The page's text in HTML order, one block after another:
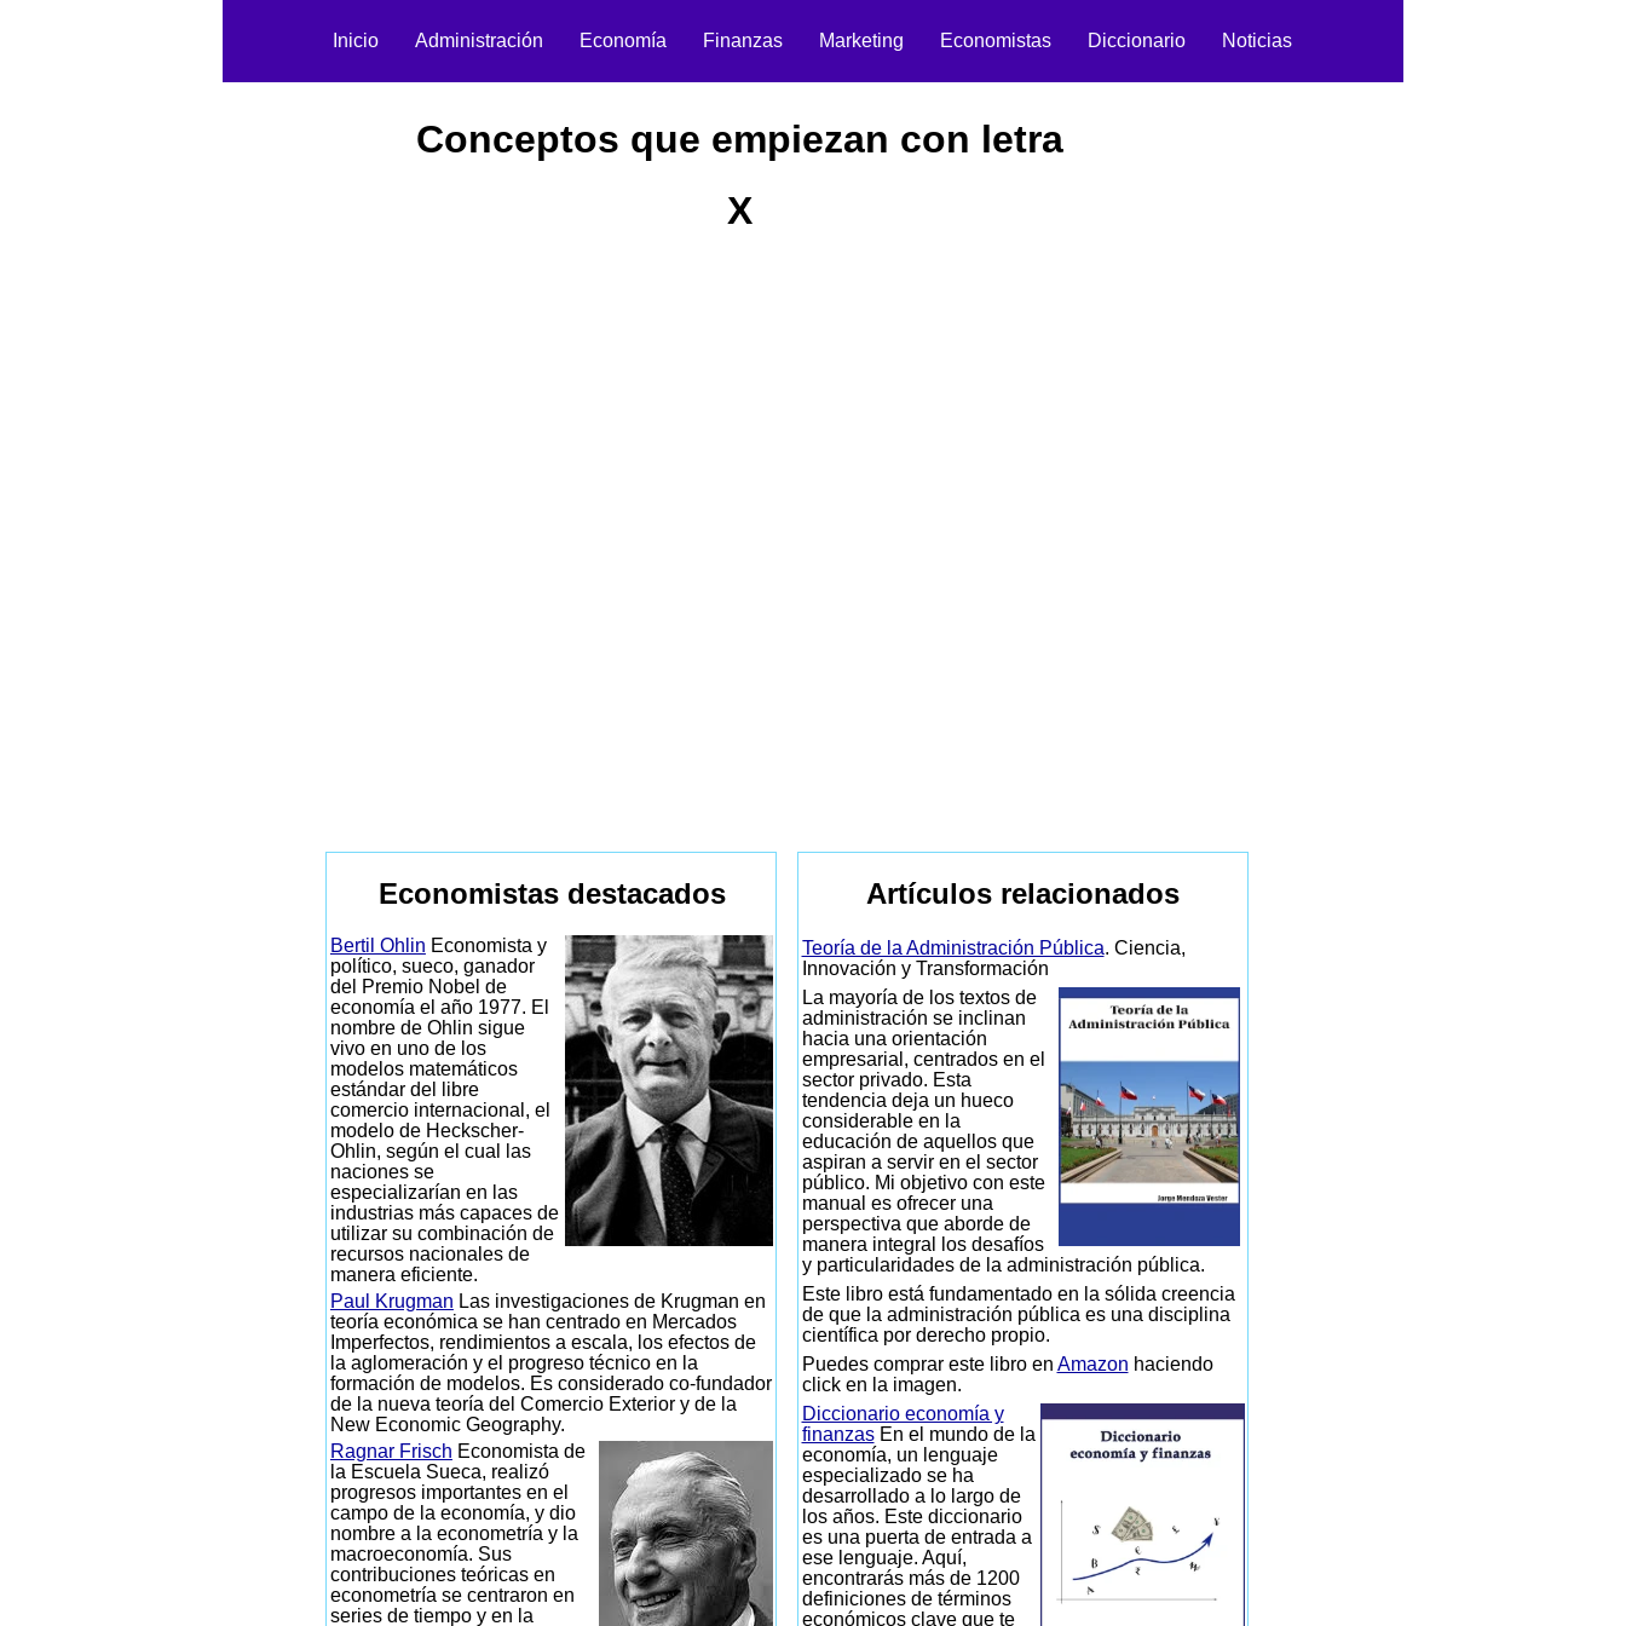
Inicio Administración Economía Finanzas Marketing Economistas Diccionario Noticias
Conceptos que empiezan con letra
X
Economistas destacados
Bertil Ohlin Economista y
político, sueco, ganador
del Premio Nobel de
economía el año 1977. El
nombre de Ohlin sigue
vivo en uno de los
modelos matemáticos
estándar del libre
comercio internacional, el
modelo de Heckscher-
Ohlin, según el cual las
naciones se
especializarían en las
industrias más capaces de
utilizar su combinación de
recursos nacionales de
manera eficiente.
Paul Krugman Las investigaciones de Krugman en
teoría económica se han centrado en Mercados
Imperfectos, rendimientos a escala, los efectos de
la aglomeración y el progreso técnico en la
formación de modelos. Es considerado co-fundador
de la nueva teoría del Comercio Exterior y de la
New Economic Geography.
Ragnar Frisch Economista de
la Escuela Sueca, realizó
progresos importantes en el
campo de la economía, y dio
nombre a la econometría y la
macroeconomía. Sus
contribuciones teóricas en
econometría se centraron en
series de tiempo y en la
Artículos relacionados
Teoría de la Administración Pública. Ciencia,
Innovación y Transformación
La mayoría de los textos de
administración se inclinan
hacia una orientación
empresarial, centrados en el
sector privado. Esta
tendencia deja un hueco
considerable en la
educación de aquellos que
aspiran a servir en el sector
público. Mi objetivo con este
manual es ofrecer una
perspectiva que aborde de
manera integral los desafíos
y particularidades de la administración pública.
Este libro está fundamentado en la sólida creencia
de que la administración pública es una disciplina
científica por derecho propio.
Puedes comprar este libro en Amazon haciendo
click en la imagen.
Diccionario economía y
finanzasEn el mundo de la
economía, un lenguaje
especializado se ha
desarrollado a lo largo de
los años. Este diccionario
es una puerta de entrada a
ese lenguaje. Aquí,
encontrarás más de 1200
definiciones de términos
económicos clave que te